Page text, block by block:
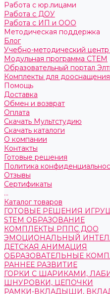
Работа с юр.лицами
Работа с ДОУ
Работа с ИП и ООО
Методическая поддержка
Блог
Учебно-методический
Модульная программа СТЕМ
Образовательный портал
Комплекты для
Помощь
Доставка
Обмен и возврат
Оплата
Скачать Мультстудию
Скачать каталоги
О компании
Контакты
Готовые решения
Политика
Отзывы
Сертификаты
...
Каталог товаров
ГОТОВЫЕ РЕШЕНИЯ
STEM ОБРАЗОВАНИЕ
КОМПЛЕКТЫ РППС ДОО
ЭМОЦИОНАЛЬНЫЙ
ДЕТСКАЯ АНИМАЦИЯ
ОБРАЗОВАТЕЛЬНЫЕ
РАННЕЕ РАЗВИТИЕ
ГОРКИ С ШАРИКАМИ,
ШНУРОВКИ, ЦЕПОЧКИ
РАМКИ-ВКЛАДЫШИ,